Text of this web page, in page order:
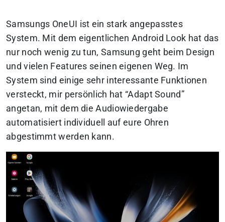
Samsungs OneUI ist ein stark angepasstes
System. Mit dem eigentlichen Android Look hat das
nur noch wenig zu tun, Samsung geht beim Design
und vielen Features seinen eigenen Weg. Im
System sind einige sehr interessante Funktionen
versteckt, mir persönlich hat “Adapt Sound”
angetan, mit dem die Audiowiedergabe
automatisiert individuell auf eure Ohren
abgestimmt werden kann.